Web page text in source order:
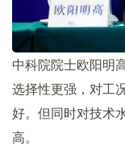
中科院院士欧阳明
选择性更强，对工
好。但同时对技术
高。